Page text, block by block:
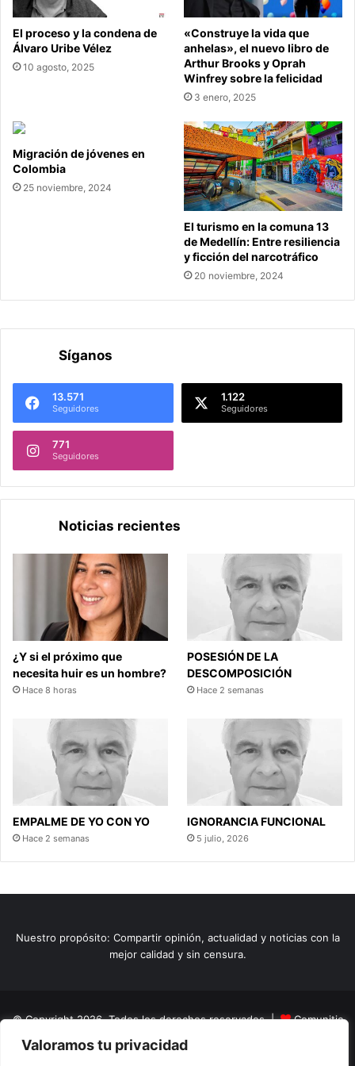
Valoramos tu privacidad
El proceso y la condena de
Álvaro Uribe Vélez
10 agosto, 2025
«Construye la vida que
anhelas», el nuevo libro de
Arthur Brooks y Oprah
Winfrey sobre la felicidad
3 enero, 2025
Migración de jóvenes en
Colombia
25 noviembre, 2024
El turismo en la comuna 13
de Medellín: Entre resiliencia
y ficción del narcotráfico
20 noviembre, 2024
Síganos
13.571
Seguidores
1.122
Seguidores
771
Seguidores
Noticias recientes
¿Y si el próximo que
necesita huir es un hombre?
Hace 8 horas
POSESIÓN DE LA
DESCOMPOSICIÓN
Hace 2 semanas
EMPALME DE YO CON YO
Hace 2 semanas
IGNORANCIA FUNCIONAL
5 julio, 2026
Nuestro propósito: Compartir opinión, actualidad y noticias con la
mejor calidad y sin censura.
© Copyright 2026, Todos los derechos reservados |
Comunitic
SAS BICNit 901228106